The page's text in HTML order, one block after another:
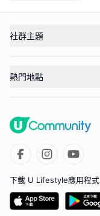
社群主題
熱門地點
下載 U Lifestyle應用程式